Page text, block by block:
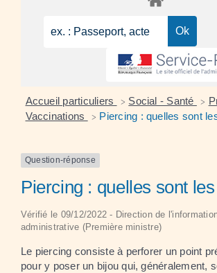
Accueil particuliers > Social - Santé >
Vaccinations
> Piercing : quelles sont
Question-réponse
Piercing : quelles sont
Vérifié le 09/12/2022 - Direction de
administrative (Première ministre)
Le piercing consiste à perforer un point
pour y poser un bijou qui, généralement,